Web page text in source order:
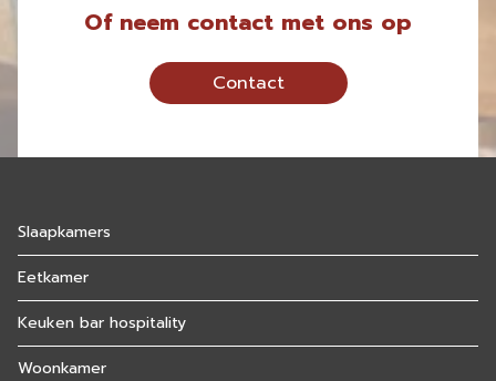
Of neem contact met ons op
Contact
Slaapkamers
Eetkamer
Keuken bar hospitality
Woonkamer